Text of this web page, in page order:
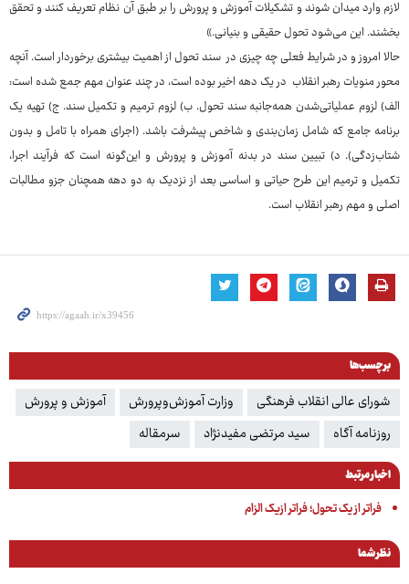
لازم وارد میدان شوند و تشکیلات آموزش و پرورش را بر طبق آن نظام تعریف کنند و تحقق
بخشند. این می‌شود تحول حقیقی و بنیانی.»
حالا امروز و در شرایط فعلی چه چیزی در سند تحول از اهمیت بیشتری برخوردار است. آنچه
محور منویات رهبر انقلاب در یک دهه اخیر بوده است، در چند عنوان مهم جمع شده است:
الف) لزوم عملیاتی‌شدن همه‌جانبه سند تحول. ب) لزوم ترمیم و تکمیل سند. ج) تهیه یک
برنامه جامع که شامل زمان‌بندی و شاخص پیشرفت باشد. (اجرای همراه با تامل و بدون
شتاب‌زدگی). د) تبیین سند در بدنه آموزش و پرورش و این‌گونه است که فرآیند اجرا،
تکمیل و ترمیم این طرح حیاتی و اساسی بعد از نزدیک به دو دهه همچنان جزو مطالبات
اصلی و مهم رهبر انقلاب است.
برچسب‌ها
شورای عالی انقلاب فرهنگی وزارت آموزش‌وپرورش
آموزش و پرورش
روزنامه آگاه
سید مرتضی مفیدنژاد سرمقاله
اخبار مرتبط
فراتر از یک تحول؛ فراتر ازیک الزام
نظر شما